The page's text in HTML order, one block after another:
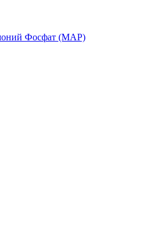
Фосфат (МАР)